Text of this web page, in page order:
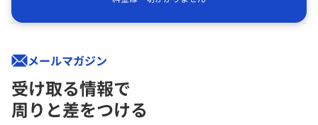
メールマガジン
受け取る情報で
周りと差をつける